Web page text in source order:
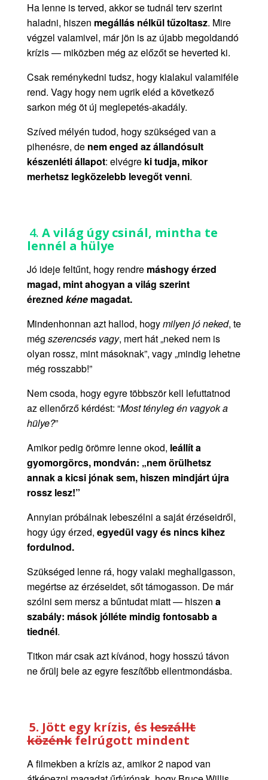
Ha lenne is terved, akkor se tudnál terv szerint
haladni, hiszen megállás nélkül tűzoltasz. Mire
végzel valamivel, már jön is az újabb megoldandó
krízis — miközben még az előzőt se heverted ki.
Csak reménykedni tudsz, hogy kialakul valamiféle
rend. Vagy hogy nem ugrik eléd a következő
sarkon még öt új meglepetés-akadály.
Szíved mélyén tudod, hogy szükséged van a
pihenésre, de nem enged az állandósult
készenléti állapot: elvégre ki tudja, mikor
merhetsz legközelebb levegőt venni.
4. A világ úgy csinál, mintha te
lennél a hülye
Jó ideje feltűnt, hogy rendre máshogy érzed
magad, mint ahogyan a világ szerint
érezned kéne magadat.
Mindenhonnan azt hallod, hogymilyen jó neked, te
még szerencsés vagy, mert hát „neked nem is
olyan rossz, mint másoknak”, vagy „mindig lehetne
még rosszabb!”
Nem csoda, hogy egyre többször kell lefuttatnod
az ellenőrző kérdést: “Most tényleg én vagyok a
hülye?”
Amikor pedig örömre lenne okod, leállít a
gyomorgörcs, mondván: „nem örülhetsz
annak a kicsi jónak sem, hiszen mindjárt újra
rossz lesz!”
Annyian próbálnak lebeszélni a saját érzéseidről,
hogy úgy érzed, egyedül vagy és nincs kihez
fordulnod.
Szükséged lenne rá, hogy valaki meghallgasson,
megértse az érzéseidet, sőt támogasson. De már
szólni sem mersz a bűntudat miatt — hiszen a
szabály: mások jólléte mindig fontosabb a
tiednél.
Titkon már csak azt kívánod, hogy hosszú távon
ne őrülj bele az egyre feszítőbb ellentmondásba.
5. Jött egy krízis, és leszállt
közénk felrúgott mindent
A filmekben a krízis az, amikor 2 napod van